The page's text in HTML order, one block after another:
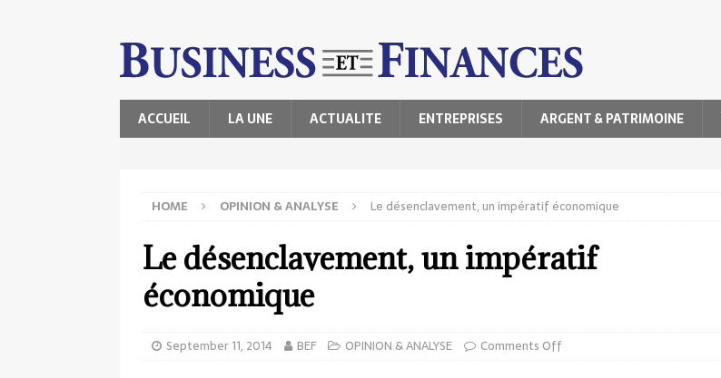
ACCUEIL LA UNE ACTUALITE ENTREPRISES ARGENT & PATRIMOINE
HOME OPINION & ANALYSE Le désenclavement, un impératif économique
Le désenclavement, un impératif
économique
September 11, 2014 BEF OPINION & ANALYSE Comments Off